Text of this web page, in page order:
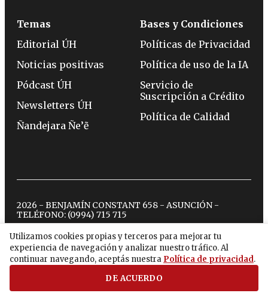
Utilizamos cookies propias y terceros para mejorar tu
experiencia de navegación y analizar nuestro tráfico. Al
continuar navegando, aceptás nuestra Política de privacidad.
DE ACUERDO
Temas
Editorial ÚH
Noticias positivas
Pódcast ÚH
Newsletters ÚH
Ñandejara Ñe’ẽ
Bases y Condiciones
Políticas de Privacidad
Política de uso de la IA
Servicio de
Suscripción a Crédito
Política de Calidad
2026 - BENJAMÍN CONSTANT 658 - ASUNCIÓN -
TELÉFONO: (0994) 715 715
twitterinstagram
facebook
tiktokyoutubespotify